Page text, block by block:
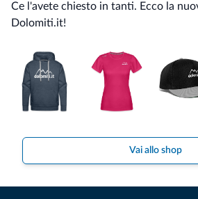
Ce l'avete chiesto in tanti. Ecco la
Dolomiti.it!
Vai allo shop